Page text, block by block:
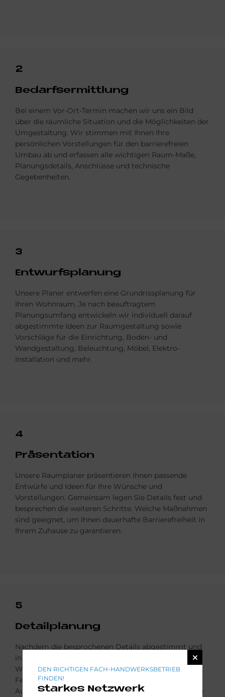
2
Be­darfs­er­mitt­lung
Bei einem Vor-Ort-Termin machen wir uns ein Bild
über die räumliche Situation und die Möglichkeiten der
Umgestaltung. Wir stimmen mit Ihnen Ihre
persönlichen Vorstellungen für den barrierefreien
Umbau ab und erfassen alle wichtigen Raum-Maße,
Planungsdetails, Anschlüsse und technische
Gegebenheiten.
3
Ent­wurfs­pla­nung
Unsere Planer entwerfen eine Grundrissplanung für
Ihren Wohnraum. Je nach beauftragtem
Planungsumfang entwickeln wir individuell darauf
abgestimmte Ideen zur Raumgestaltung sowie
Vorschläge für die Einrichtung, Boden- und
Wandgestaltung, Beleuchtung, Möbel, Elektro-
Installation und mehr.
4
Prä­sen­ta­ti­on
Unsere Raumplaner präsentieren Ihnen passende
Entwürfe und Ideen für Ihre Wünsche und
Vorstellungen. Gemeinsam legen Sie Details fest und
besprechen die weiteren Schritte. Welche Maßnahmen
sind geeignet, um Ihnen dauerhafte Barrierefreiheit in
Ihrem Zuhause zu garantieren.
5
De­tail­pla­nung
Nachdem die besprochenen Details abgestimmt und
in die Planung eingeflossen sind, erstellt Ihr
Wohnraumgestalter nun ein konkretes Angebot mit
Festpreis- und Termingarantie, das alle gewünschten
Ausführungen und Elemente beinhaltet. Damit ist die
DEN RICHTIGEN FACH-HANDWERKSBETRIEB
FINDEN!
starkes Netzwerk